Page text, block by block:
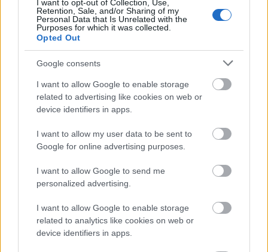
I want to opt-out of Collection, Use,
Retention, Sale, and/or Sharing of my
Personal Data that Is Unrelated with the
Purposes for which it was collected.
Opted Out
Google consents
I want to allow Google to enable storage
related to advertising like cookies on web or
device identifiers in apps.
I want to allow my user data to be sent to
Google for online advertising purposes.
I want to allow Google to send me
personalized advertising.
I want to allow Google to enable storage
related to analytics like cookies on web or
device identifiers in apps.
védjegyei - bizarr volt számomra egy ennyire
globális élményen spanyolul átesni.
Mindenesetre ahogy a Taxi, a Yamakashi
megállapíthattuk, hogy a franciák révén
végre az európai filmgyártás is képes magas
színvonalon szállítani az amerikai
szórakoztató gagyit, ez az élményünk ezúttal
is meglehet. A spanyoloknak köszönhetően
az európai mozirajongók többé nem kell,
hogy mindenáron Hollywood
küszöbe előtt kolduljanak egy kevés félelem-
alamizsnát.
Ha láttad a szintén spanyol Alejandro
Amenábar Más világ című filmjét, és tetszett,
akkor jó a sanszod, hogy az Árvaházra váltott